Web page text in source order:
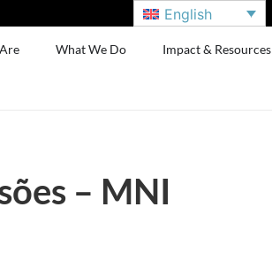
English
What We Do Impact & Resources
– MNI